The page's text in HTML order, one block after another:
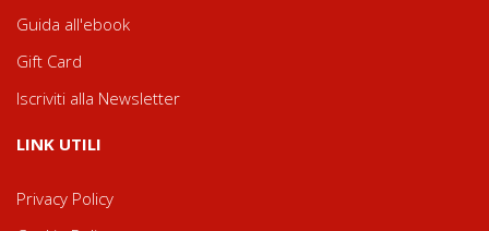
Guida all'ebook
Gift Card
Iscriviti alla Newsletter
LINK UTILI
Privacy Policy